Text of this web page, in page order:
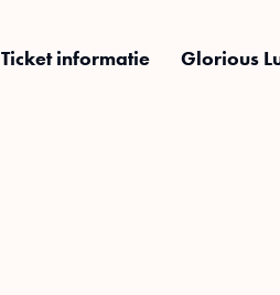
Ticket informatie Glorious